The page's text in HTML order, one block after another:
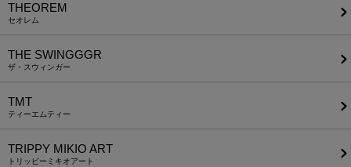
THEOREM
セオレム
THE SWINGGGR
ザ・スウィンガー
TMT
ティーエムティー
TRIPPY MIKIO ART
トリッピーミキオアート